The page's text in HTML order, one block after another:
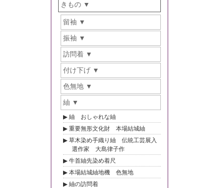
きもの
留袖
振袖
訪問着
付け下げ
色無地
紬
紬 おしゃれな紬
重要無形文化財 本場結城紬
草木染め手織り紬 伝統工芸展入
選作家 大島律子作
牛首紬先染め着尺
本場結城紬地機 色無地
紬の訪問着